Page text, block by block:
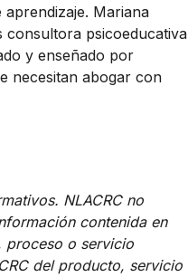
Mariana
consultora psicoeducativa
y enseñado por
necesitan abogar con
NLACRC no
contenida en
proceso o servicio
del producto, servicio